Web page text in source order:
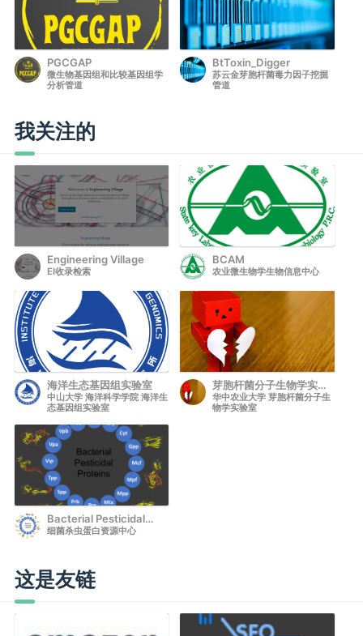
PGCGAP
微生物基因组和比较基因组学
分析管道
BtToxin_Digger
苏云金芽胞杆菌毒力因子挖掘
管道
我关注的
Engineering Village
EI收录检索
BCAM
农业微生物学生物信息中心
海洋生态基因组实验室
中山大学 海洋科学学院 海洋生
态基因组实验室
芽胞杆菌分子生物学实验
室
华中农业大学 芽胞杆菌分子生
物学实验室
Bacterial Pesticidal
Protein Resource
细菌杀虫蛋白资源中心
这是友链